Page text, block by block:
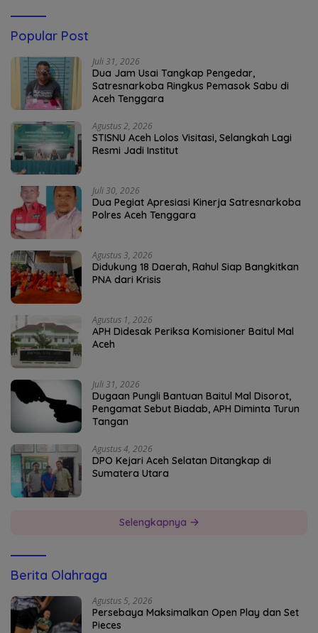
Popular Post
Juli 31, 2026
Dua Jam Usai Tangkap Pengedar,
Satresnarkoba Ringkus Pemasok Sabu di
Aceh Tenggara
Agustus 2, 2026
STISNU Aceh Lolos Visitasi, Selangkah Lagi
Resmi Jadi Institut
Juli 30, 2026
Dua Pegiat Apresiasi Kinerja Satresnarkoba
Polres Aceh Tenggara
Agustus 3, 2026
Didukung 18 Daerah, Rahul Siap Bangkitkan
PNA dari Krisis
Agustus 1, 2026
APH Didesak Periksa Komisioner Baitul Mal
Aceh
Juli 31, 2026
Dugaan Pungli Bantuan Baitul Mal Disorot,
Pengamat Sebut Biadab, APH Diminta Turun
Tangan
Agustus 4, 2026
DPO Kejari Aceh Selatan Ditangkap di
Sumatera Utara
Selengkapnya
Berita Olahraga
Agustus 5, 2026
Persebaya Maksimalkan Open Play dan Set
Pieces